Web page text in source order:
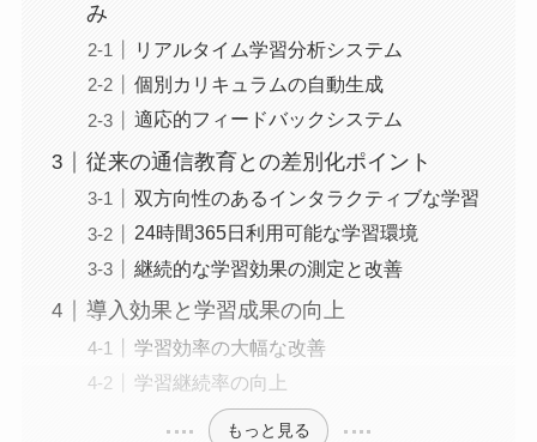
み
リアルタイム学習分析システム
個別カリキュラムの自動生成
適応的フィードバックシステム
従来の通信教育との差別化ポイント
双方向性のあるインタラクティブな学習
24時間365日利用可能な学習環境
継続的な学習効果の測定と改善
導入効果と学習成果の向上
学習効率の大幅な改善
学習継続率の向上
もっと見る